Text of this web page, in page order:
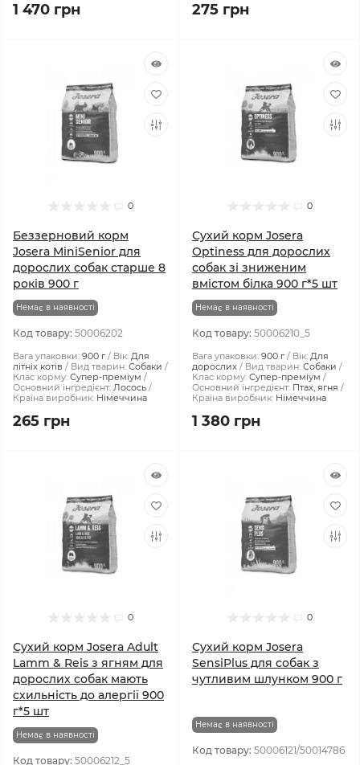
1 470 грн 275 грн
0
Беззерновий корм
Josera MiniSenior для
дорослих собак старше 8
років 900 г
Немає в наявності
Код товару: 50006202
Вага упаковки: 900 г Вік: Для
літніх котів
Вид тварин: Собаки
Клас корму: Супер-преміум
Основний інгредієнт: Лосось
Країна виробник: Німеччина
265 грн
0
Сухий корм Josera
Optiness для дорослих
собак зі зниженим
вмістом білка 900 г*5 шт
Немає в наявності
Код товару: 50006210_5
Вага упаковки: 900 г Вік: Для
дорослих
Вид тварин: Собаки
Клас корму: Супер-преміум
Основний інгредієнт: Птах, ягня
Країна виробник: Німеччина
1 380 грн
0
Сухий корм Josera Adult
Lamm & Reis з ягням для
дорослих собак мають
схильність до алергії 900
г*5 шт
Немає в наявності
Код товару: 50006212_5
0
Сухий корм Josera
SensiPlus для собак з
чутливим шлунком 900 г
Немає в наявності
Код товару: 50006121/50014786